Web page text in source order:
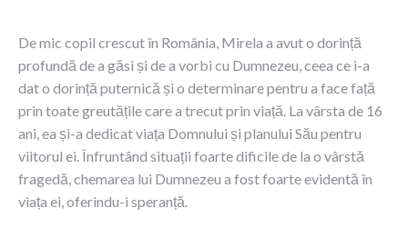
De mic copil crescut în România, Mirela a avut o dorință
profundă de a găsi și de a vorbi cu Dumnezeu, ceea ce i-a
dat o dorință puternică și o determinare pentru a face față
prin toate greutățile care a trecut prin viață. La vârsta de 16
ani, ea și-a dedicat viața Domnului și planului Său pentru
viitorul ei. Înfruntând situații foarte dificile de la o vârstă
fragedă, chemarea lui Dumnezeu a fost foarte evidentă în
viața ei, oferindu-i speranță.